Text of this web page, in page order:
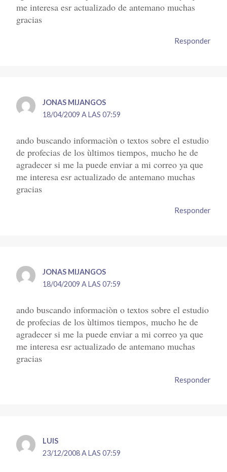
me interesa esr actualizado de antemano muchas
gracias
Responder
JONAS MIJANGOS
18/04/2009 A LAS 07:59
ando buscando informaciòn o textos sobre el estudio
de profecias de los ùltimos tiempos, mucho he de
agradecer si me la puede enviar a mi correo ya que
me interesa esr actualizado de antemano muchas
gracias
Responder
JONAS MIJANGOS
18/04/2009 A LAS 07:59
ando buscando informaciòn o textos sobre el estudio
de profecias de los ùltimos tiempos, mucho he de
agradecer si me la puede enviar a mi correo ya que
me interesa esr actualizado de antemano muchas
gracias
Responder
LUIS
23/12/2008 A LAS 07:59